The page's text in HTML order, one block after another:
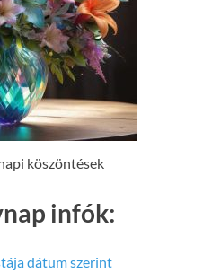
köszöntések
infók:
dátum szerint